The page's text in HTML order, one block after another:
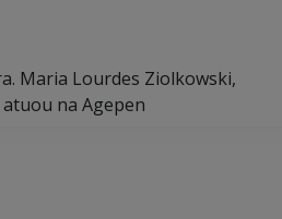
Maria Lourdes Ziolkowski,
na Agepen